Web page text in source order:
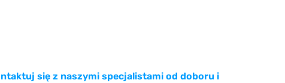
się z naszymi specjalistami od doboru i